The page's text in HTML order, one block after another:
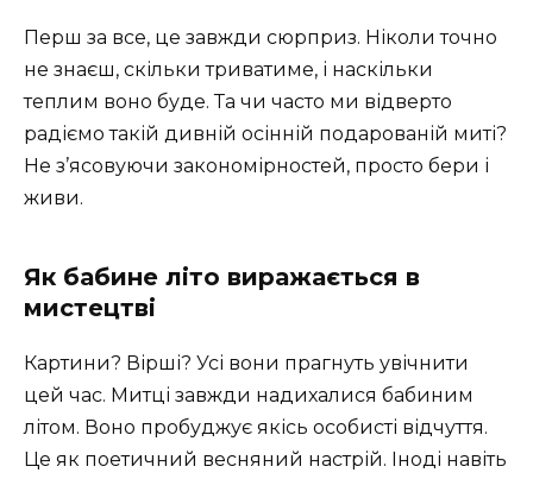
Перш за все, це завжди сюрприз. Ніколи точно
не знаєш, скільки триватиме, і наскільки
теплим воно буде. Та чи часто ми відверто
радіємо такій дивній осінній подарованій миті?
Не з’ясовуючи закономірностей, просто бери і
живи.
Як бабине літо виражається в
мистецтві
Картини? Вірші? Усі вони прагнуть увічнити
цей час. Митці завжди надихалися бабиним
літом. Воно пробуджує якісь особисті відчуття.
Це як поетичний весняний настрій. Іноді навіть